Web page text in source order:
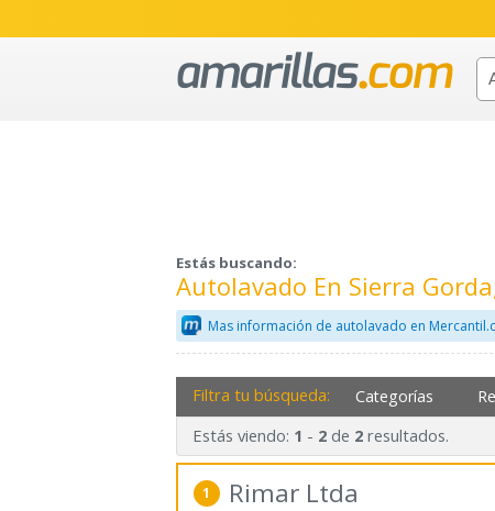
Estás buscando:
Autolavado En Sierra
Mas información de autolavado en
Filtra tu búsqueda: Categorías
Estás viendo: 1 - 2de 2resultados.
1 Rimar Ltda